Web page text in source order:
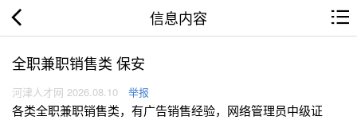
信息内容
全职兼职销售类 保安
河津人才网 2026.08.10 举报
各类全职兼职销售类，有广告销售经验，网络管理员中级证